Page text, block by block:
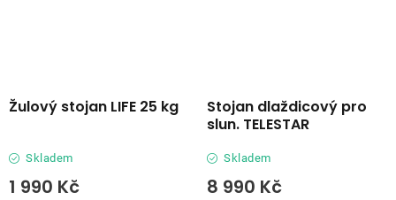
Žulový stojan LIFE 25 kg
Skladem
1 990 Kč
Stojan dlaždicový pro
slun. TELESTAR
Skladem
8 990 Kč